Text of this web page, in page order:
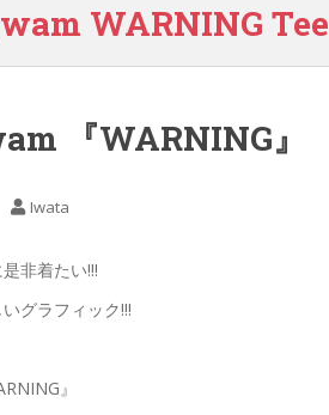
WARNING Tee
『WARNING』
Iwata
非着たい!!!
グラフィック!!!
』